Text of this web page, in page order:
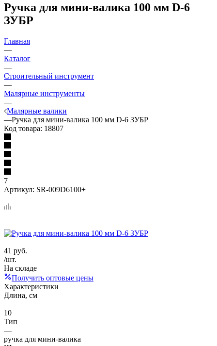
Ручка для мини-валика 100 мм D-6
ЗУБР
Главная
—
Каталог
—
Строительный инструмент
—
Малярные инструменты
—
Малярные валики
—Ручка для мини-валика 100 мм D-6 ЗУБР
Код товара: 18807
7
Артикул: SR-009D6100+
41 руб.
/шт.
На складе
Получить оптовые цены
Характеристики
Длина, см
—
10
Тип
—
ручка для мини-валика